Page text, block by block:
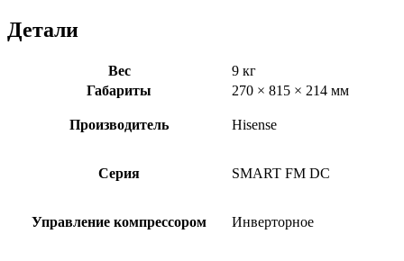
Детали
Вес
9 кг
Габариты
270 × 815 × 214 мм
Производитель Hisense
Серия SMART FM DC
Управление компрессором Инверторное